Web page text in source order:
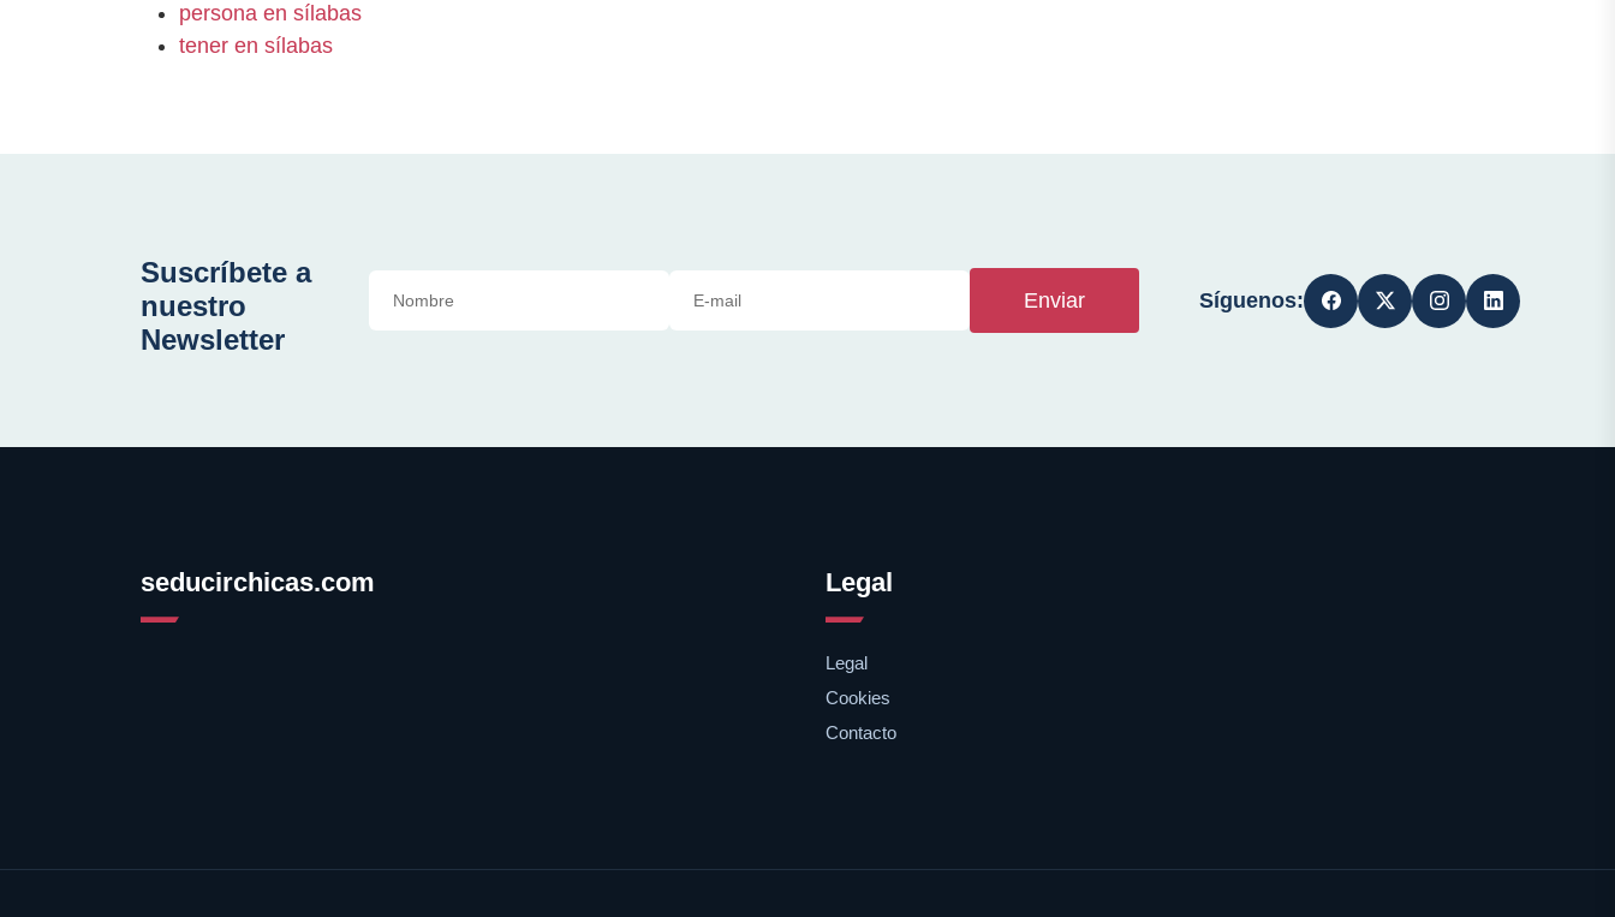
persona en sílabas
tener en sílabas
Suscríbete a
nuestro
Newsletter
Enviar Síguenos:
seducirchicas.com Legal
Legal
Cookies
Contacto